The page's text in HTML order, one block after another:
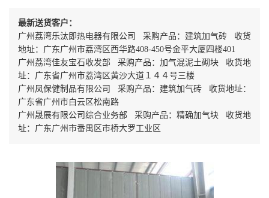
最新送货客户：
广州荔湾乐汰即热电器有限公司 采购产品：建筑加气砖 收货
地址：广东广州市荔湾区西华路408-450号金平大厦四楼401
广州荔湾佳友宝石收发部 采购产品：加气混泥土砌块 收货地
址：广东省广州市荔湾区黄沙大道１４４号三楼
广州凤保健制品有限公司 采购产品：建筑加气砖 收货地址：
广东省广州市白云区松南路
广州晟展有限公司综合业务部 采购产品：精确加气块 收货地
址：广东广州市番禺区市桥大罗工业区